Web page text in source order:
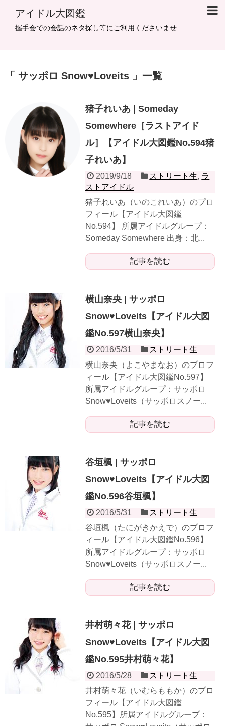
アイドル大図鑑
握手会での会話のネタ探し等にご利用くださいませ
サッポロ Snow♥Loveits 一覧
猪子れいあ | Someday
Somewhere［ラストアイド
ル］【アイドル大図鑑No.594猪
子れいあ】
2019/9/18 ストリート生, ラ
ストアイドル
猪子れいあ（いのこれいあ）のプロ
フィール【アイドル大図鑑
No.594】 所属アイドルグループ：
Someday Somewhere 出身：北...
記事を読む
横山奈央 | サッポロ
Snow♥Loveits【アイドル大図
鑑No.597横山奈央】
2016/5/31
ストリート生
横山奈央（よこやまなお）のプロフ
ィール【アイドル大図鑑No.597】
所属アイドルグループ：サッポロ
Snow♥Loveits（サッポロスノー...
記事を読む
谷垣楓 | サッポロ
Snow♥Loveits【アイドル大図
鑑No.596谷垣楓】
2016/5/31
ストリート生
谷垣楓（たにがきかえで）のプロフ
ィール【アイドル大図鑑No.596】
所属アイドルグループ：サッポロ
Snow♥Loveits（サッポロスノー...
記事を読む
井村萌々花 | サッポロ
Snow♥Loveits【アイドル大図
鑑No.595井村萌々花】
2016/5/28
ストリート生
井村萌々花（いむらももか）のプロ
フィール【アイドル大図鑑
No.595】所属アイドルグループ：